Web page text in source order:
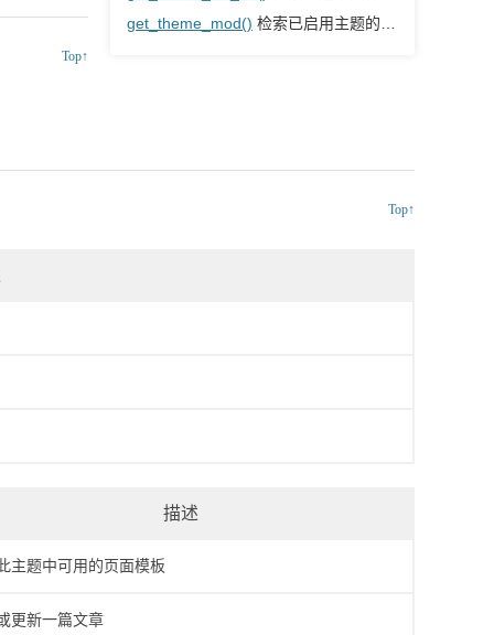
get_theme_mod() 检索已启用主题的主题修改值
Top↑
Top↑
描述
主题中可用的页面模板
更新一篇文章